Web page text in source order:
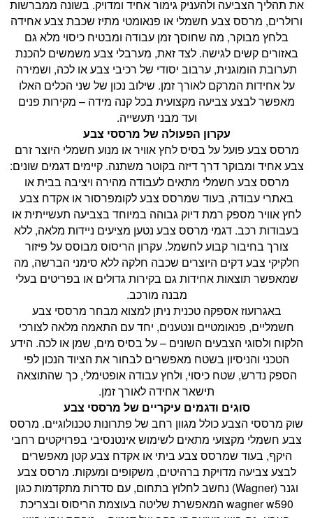
את תהליך הצביעה ולהעניק גימור אחיד ומדויק. בשונה ממברשות
ורולרים, מרסס צבע חשמלי או פנאומטי מתיז שכבת צבע אחידה
בלחץ מבוקר, מה שחוסך זמן עבודה ומבטיח כיסוי מלא גם
באזורים קשים לגישה. לצד זאת, מערבלי צבע משמשים להכנת
תערובת הומוגנית, ערבוב יסודי של רכיבי צבע או לכה, ושמירה
על אחידות המרקם לאורך זמן. שילוב נכון של שני הכלים האלו
מאפשר לבצע צביעה מקצועית בכל קנה מידה – מקירות פנים
ועד מבני תעשייה.
עקרון הפעולה של מרססי צבע
מרסס צבע פועל על בסיס לחץ אוויר או מנוע חשמלי היוצר זרם
צבע אחיד ומבוקר דרך דיזה בקוטר משתנה. קיימים דגמים שונים:
מרסס צבע חשמלי מתאים לעבודה מהירה ויציבה בבית או
באתרי עבודה, בעוד שמרסס צבע לקומפרסור או אקדח צבע
לחץ אוויר מספק רמת דיוק גבוהה במיוחד בצביעה תעשייתית או
בעבודות רכב. דגמי מרסס צבע נטען מציעים ניידות מלאה, ללא
צורך בחיבור קבוע לחשמל. עקרון הריסוס מבוסס על פיזור
חלקיקי צבע דקים היוצרים שכבה חלקה ללא סימני הברשה, מה
שמאפשר תוצאות אחידות גם בקירות גדולים או בפריטים בעלי
מבנה מורכב.
באגרועוז אספקה טכנית ניתן למצוא מבחר מרססי צבע
חשמליים, פנאומטיים ונטענים, יחד עם התאמה מלאה לצורכי
הלקוח ולסוגי הצבעים השונים – על בסיס מים, שמן או לכה. הידע
הטכני והניסיון בשטח מאפשרים לבחור את הציוד הנכון לפי
הספק נדרש, שטח כיסוי, ולחץ עבודה אופטימלי, כך שהתוצאה
תישאר אחידה לאורך זמן.
סוגים ודגמים עיקריים של מרססי צבע
שוק מרססי הצבע כולל מגוון רחב של פתרונות טכנולוגיים. מרסס
צבע חשמלי מקצועי מתאים לשימוש אינטנסיבי בפרויקטים רחבי
היקף, בעוד שמרסס צבע ביתי או אקדח צבע קטן מאפשרים
לבצע צביעה מדויקת ברהיטים, משקופים ומעקות. מרסס צבע
וגנר (Wagner) נחשב לחלוץ בתחום, עם סדרות מתקדמות כגון
wagner w590 המאפשרת שליטה בעוצמת הריסוס ובצריכת